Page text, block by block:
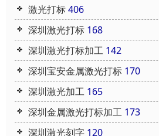
激光打标406
深圳激光打标 168
深圳激光打标加工 142
深圳宝安金属激光打标 170
深圳激光加工 165
深圳金属激光打标加工 173
深圳激光刻字 120